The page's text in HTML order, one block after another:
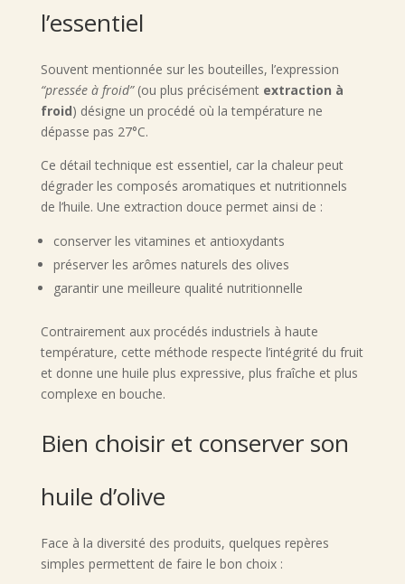
l’essentiel
Souvent mentionnée sur les bouteilles, l’expression
“pressée à froid”(ou plus précisément extraction à
froid) désigne un procédé où la température ne
dépasse pas 27°C.
Ce détail technique est essentiel, car la chaleur peut
dégrader les composés aromatiques et nutritionnels
de l’huile. Une extraction douce permet ainsi de :
conserver les vitamines et antioxydants
préserver les arômes naturels des olives
garantir une meilleure qualité nutritionnelle
Contrairement aux procédés industriels à haute
température, cette méthode respecte l’intégrité du fruit
et donne une huile plus expressive, plus fraîche et plus
complexe en bouche.
Bien choisir et conserver son
huile d’olive
Face à la diversité des produits, quelques repères
simples permettent de faire le bon choix :